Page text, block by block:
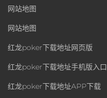
网站地图
网站地图
红龙poker下载地址网页版
红龙poker下载地址手机版入口
红龙poker下载地址APP下载